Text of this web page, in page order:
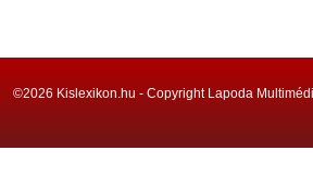
©2026 Kislexikon.hu - Copyright Lapoda